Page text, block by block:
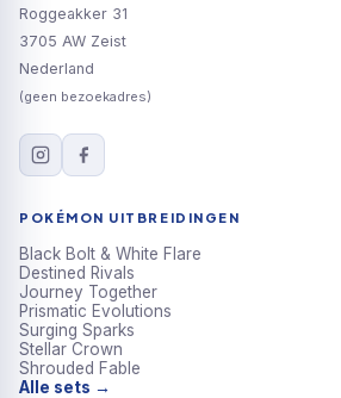
Roggeakker 31
3705 AW Zeist
Nederland
(geen bezoekadres)
POKÉMON UITBREIDINGEN
Black Bolt & White Flare
Destined Rivals
Journey Together
Prismatic Evolutions
Surging Sparks
Stellar Crown
Shrouded Fable
Alle sets →